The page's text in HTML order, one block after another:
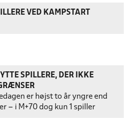
VED KAMPSTART
SPILLERE, DER IKKE
er højst to år yngre end
– i M+70 dog kun 1 spiller